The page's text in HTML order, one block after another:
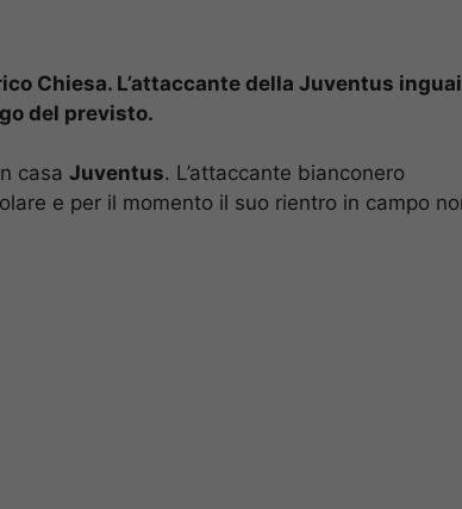
Chiesa. L’attaccante della Juventus
del previsto.
casa Juventus. L’attaccante bianconero
e per il momento il suo rientro in campo